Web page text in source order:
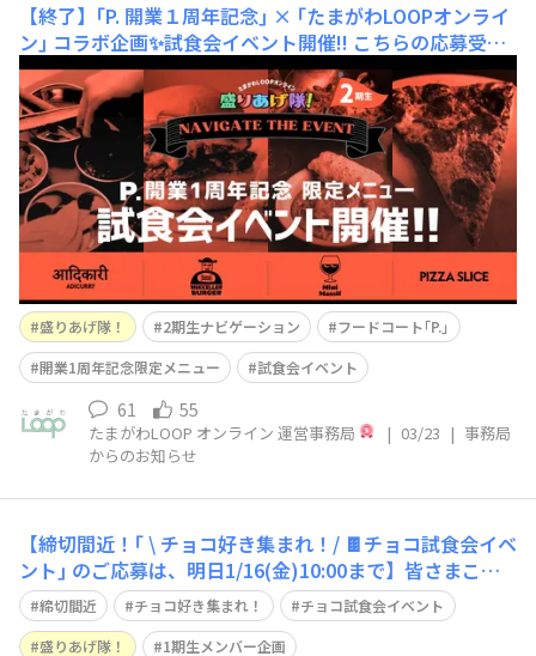
【終了】｢P. 開業１周年記念｣ × ｢たまがわLOOPオンライ
ン｣ コラボ企画✨試食会イベント開催!! こちらの応募受付
は終了いたしました。​盛りあげ隊！２期生ナビゲーショ
ン！｢P.｣ 開業1周年記念 限定メニュー 試食会イベント開
催!!昨年、4月29日(火･祝)にオープンしたフードコート
｢P.｣ (西館1F) 。開業１周年を記念して、期間限定メニュ
ーの提供が決定しました！[販売期間：2026年4月
盛りあげ隊！ 2期生ナビゲーション
フードコート｢P.｣
開業1周年記念限定メニュー
試食会イベント
61 55
たまがわLOOP オンライン 運営事務局 | 03/23 | 事務局
からのお知らせ
【締切間近！｢ \ チョコ好き集まれ！/ 🍫チョコ試食会イベ
ント｣ のご応募は、明日1/16(金)10:00まで】皆さまこん
にちは😊運営事務局です。いつもたまがわLOOPオンライ
ンをご覧いただき誠にありがとうございます。 盛りあげ
隊！１期生メンバーとして活躍してくださったakiさん発
締切間近 チョコ好き集まれ！
チョコ試食会イベント
盛りあげ隊！
1期生メンバー企画